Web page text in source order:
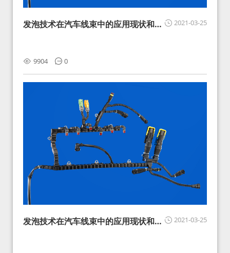
2021-03-25
发泡技术在汽车线束中的应用现状和展
9904 0
2021-03-25
发泡技术在汽车线束中的应用现状和展